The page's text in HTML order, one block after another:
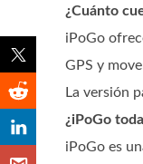
¿Cuánto
iPoGo
GPS y
La versión
¿iPoGo
iPoGo es